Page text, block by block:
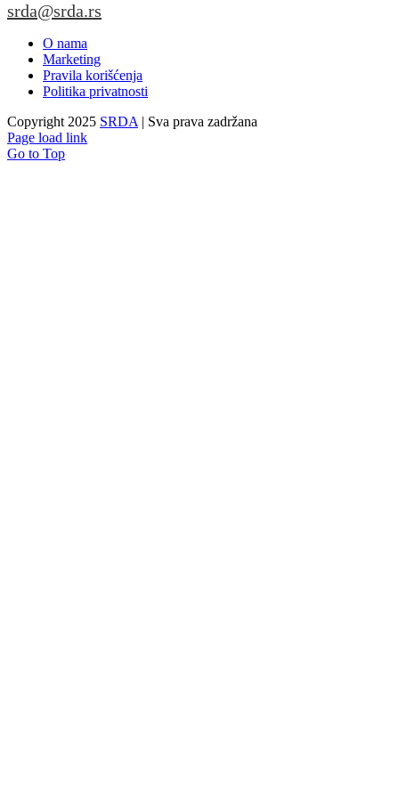
srda@srda.rs
O nama
Marketing
Pravila korišćenja
Politika privatnosti
Copyright 2025 SRDA | Sva prava zadržana
Page load link
Go to Top